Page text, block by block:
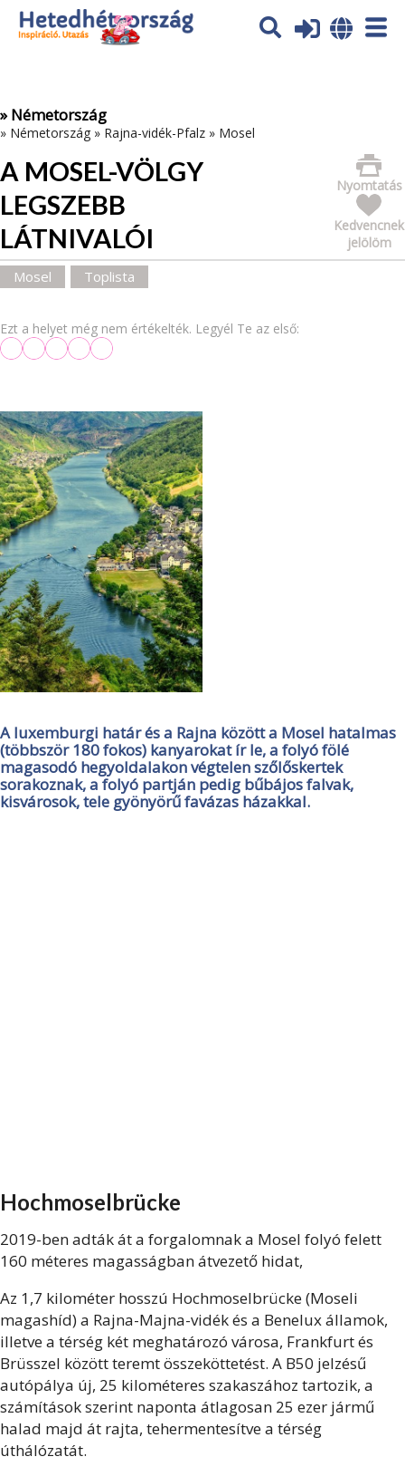
Az oldal sütiket (cookies) használ. További tájékoztatás itt:
Adatvédelmi tájékoztató
» Németország
» Németország » Rajna-vidék-Pfalz » Mosel
A MOSEL-VÖLGY
LEGSZEBB
LÁTNIVALÓI
Nyomtatás
Kedvencnek
jelölöm
Mosel Toplista
Ezt a helyet még nem értékelték. Legyél Te az első:
A luxemburgi határ és a Rajna között a Mosel hatalmas
(többször 180 fokos) kanyarokat ír le, a folyó fölé
magasodó hegyoldalakon végtelen szőlőskertek
sorakoznak, a folyó partján pedig bűbájos falvak,
kisvárosok, tele gyönyörű favázas házakkal.
Hochmoselbrücke
2019-ben adták át a forgalomnak a Mosel folyó felett
160 méteres magasságban átvezető hidat,
Az 1,7 kilométer hosszú Hochmoselbrücke (Moseli
magashíd) a Rajna-Majna-vidék és a Benelux államok,
illetve a térség két meghatározó városa, Frankfurt és
Brüsszel között teremtösszeköttetést. A B50 jelzésű
autópálya új, 25 kilométeres szakaszához tartozik, a
számítások szerint naponta átlagosan 25 ezer jármű
halad majd át rajta, tehermentesítve a térség
úthálózatát.